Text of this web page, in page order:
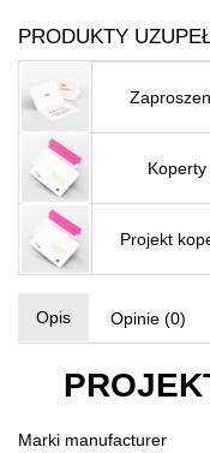
PRODUKTY
Koperty
Projekt
Opis Opinie (0)
Marki manufacturer